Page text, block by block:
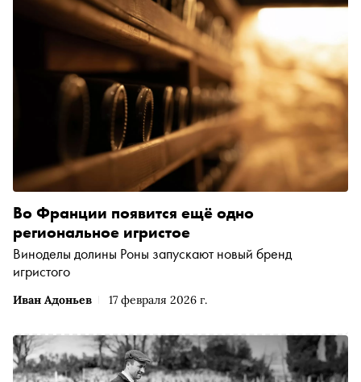
Иван Адоньев 17 февраля 2026 г.
Во Франции появится ещё одно
региональное игристое
Виноделы долины Роны запускают новый бренд
игристого